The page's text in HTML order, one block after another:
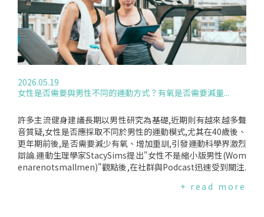
克羅埃西亞)和哲科(EdinDžeko,40歲,波斯尼亞).在其他職業聯
賽中,例如日本聯賽,也有不少40歲以上的球員.和烏克蘭有些球
員快60歲了.克利夫蘭診所運動醫學主任SamiRifat醫學博士表
示,訓練和恢復技術的進步是職業運動員能夠將競技狀態延續到
中年的主要因素.Rifat博士也曾與英格蘭足球超級聯賽合作.而
越來越大,但他們的成功持續時間也越來越長,訓練方法和策略只
會越來越好,20年後,運動員的處境會比現在更好."依球賽位置、
了訓練計畫以提高肌肉彈性.對於年齡較大的運動員,訓練重點在
於提升組織韌性,因為隨著年齡增長,組織會變得僵硬,從而增加
肌肉和肌腱受傷的風險.為了彌補這種自然的彈性下降,訓練重點
已經轉向提高運動員的靈活性和應對身體壓力的能力.對於足球
員來說,教練可能會針對一些容易受傷的肌肉群進行訓練,例如膕
職業生涯長度的另一個重要因素.就足球而言,每個位置對身體的
2026.05.19
女性是否需要與男性不同的運動方式？有氧是否需要減量...
許多主流健身建議長期以男性研究為基礎,近期則有越來越多聲
音質疑,女性是否應採取不同於男性的運動模式,尤其在40歲後、
更年期前後,是否需要減少有氧、增加重訓,引發運動科學界激烈
辯論.運動生理學家StacySims提出"女性不是縮小版男性(Wom
enarenotsmallmen)"觀點後,在社群與Podcast迅速受到關注.
進行重訓與"極化式有氧(polarisedcardio)".所謂極化式有氧,指
+ read more